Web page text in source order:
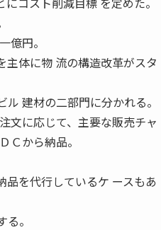
億円。
主体に物 流の構造改革がスタ
建材の二部門に分かれる。
文に応じて、主要な販売チャ
Ｃから納品。
を代行しているケ ースもあ
。